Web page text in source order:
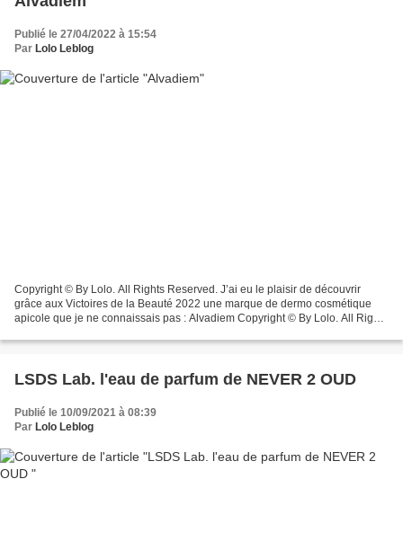
Publié le 27/04/2022 à 15:54
Par Lolo Leblog
Copyright © By Lolo. All Rights Reserved. J’ai eu le plaisir de découvrir
grâce aux Victoires de la Beauté 2022 une marque de dermo cosmétique
apicole que je ne connaissais pas : Alvadiem Copyright © By Lolo. All Rights
LSDS Lab. l'eau de parfum de NEVER 2 OUD
Publié le 10/09/2021 à 08:39
Par Lolo Leblog